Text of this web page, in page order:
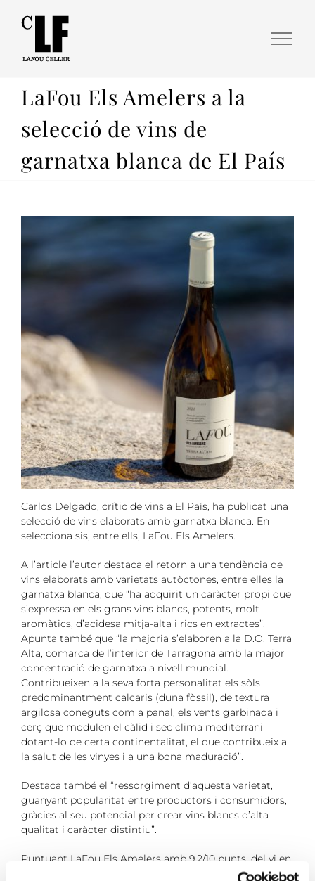
LaFou Els Amelers a la
selecció de vins de
garnatxa blanca de El País
Carlos Delgado, crític de vins a El País, ha publicat una
selecció de vins elaborats amb garnatxa blanca. En
selecciona sis, entre ells, LaFou Els Amelers.
A l’article l’autor destaca el retorn a una tendència de
vins elaborats amb varietats autòctones, entre elles la
garnatxa blanca, que “ha adquirit un caràcter propi que
s’expressa en els grans vins blancs, potents, molt
aromàtics, d’acidesa mitja-alta i rics en extractes”.
Apunta també que “la majoria s’elaboren a la D.O. Terra
Alta, comarca de l’interior de Tarragona amb la major
concentració de garnatxa a nivell mundial.
Contribueixen a la seva forta personalitat els sòls
predominantment calcaris (duna fòssil), de textura
argilosa coneguts com a panal, els vents garbinada i
cerç que modulen el càlid i sec clima mediterrani
dotant-lo de certa continentalitat, el que contribueix a
la salut de les vinyes i a una bona maduració”.
Destaca també el “ressorgiment d’aquesta varietat,
guanyant popularitat entre productors i consumidors,
gràcies al seu potencial per crear vins blancs d’alta
qualitat i caràcter distintiu”.
Puntuant LaFou Els Amelers amb 9,2/10 punts, del vi en
destaca la seva cuidada elaboració. També les “notes de